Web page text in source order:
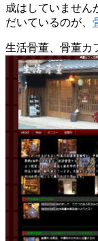
成はしていません
だいているのが、
生活骨董、骨董カ